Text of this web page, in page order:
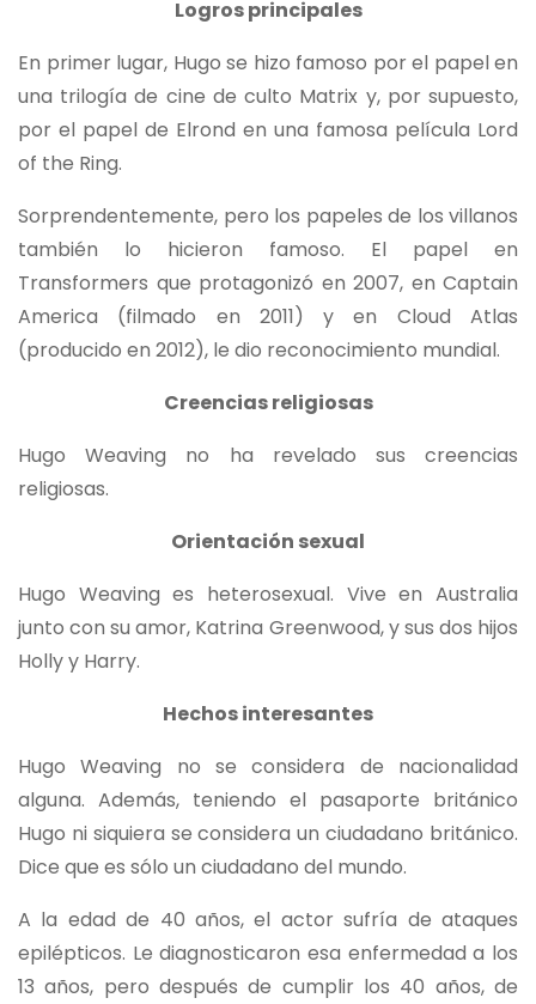
Logros principales
En primer lugar, Hugo se hizo famoso por el papel en
una trilogía de cine de culto Matrix y, por supuesto,
por el papel de Elrond en una famosa película Lord
of the Ring.
Sorprendentemente, pero los papeles de los villanos
también lo hicieron famoso. El papel en
Transformers que protagonizó en 2007, en Captain
America (filmado en 2011) y en Cloud Atlas
(producido en 2012), le dio reconocimiento mundial.
Creencias religiosas
Hugo Weaving no ha revelado sus creencias
religiosas.
Orientación sexual
Hugo Weaving es heterosexual. Vive en Australia
junto con su amor, Katrina Greenwood, y sus dos hijos
Holly y Harry.
Hechos interesantes
Hugo Weaving no se considera de nacionalidad
alguna. Además, teniendo el pasaporte británico
Hugo ni siquiera se considera un ciudadano británico.
Dice que es sólo un ciudadano del mundo.
A la edad de 40 años, el actor sufría de ataques
epilépticos. Le diagnosticaron esa enfermedad a los
13 años, pero después de cumplir los 40 años, de